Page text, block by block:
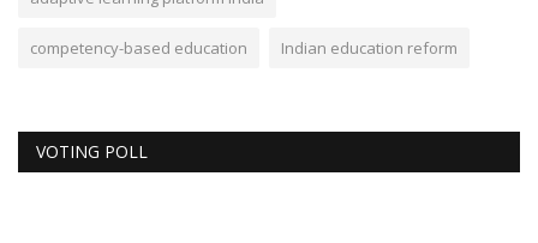
competency-based education Indian education reform
VOTING POLL